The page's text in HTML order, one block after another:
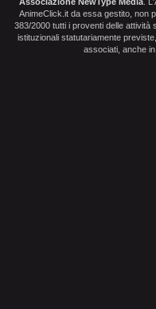
AnimeClick.it da essa gestito, non
383/2000 tutti i proventi delle attività
istituzionali statutariamente
associati, anche